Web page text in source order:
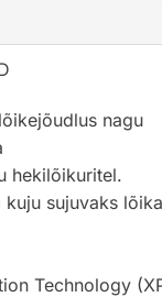
nagu
hekilõikuritel.
kuju sujuvaks
Technology